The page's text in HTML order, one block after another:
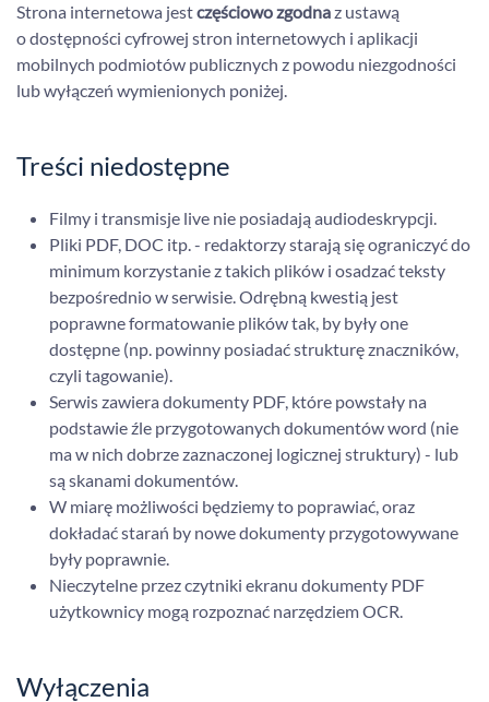
Strona internetowa jestczęściowo zgodnaz ustawą
o dostępności cyfrowej stron internetowych i aplikacji
mobilnych podmiotów publicznych z powodu niezgodności
lub wyłączeń wymienionych poniżej.
Treści niedostępne
Filmy i transmisje live nie posiadają audiodeskrypcji.
Pliki PDF, DOC itp. - redaktorzy starają się ograniczyć do
minimum korzystanie z takich plików i osadzać teksty
bezpośrednio w serwisie. Odrębną kwestią jest
poprawne formatowanie plików tak, by były one
dostępne (np. powinny posiadać strukturę znaczników,
czyli tagowanie).
Serwis zawiera dokumenty PDF, które powstały na
podstawie źle przygotowanych dokumentów word (nie
ma w nich dobrze zaznaczonej logicznej struktury) - lub
są skanami dokumentów.
W miarę możliwości będziemy to poprawiać, oraz
dokładać starań by nowe dokumenty przygotowywane
były poprawnie.
Nieczytelne przez czytniki ekranu dokumenty PDF
użytkownicy mogą rozpoznać narzędziem OCR.
Wyłączenia